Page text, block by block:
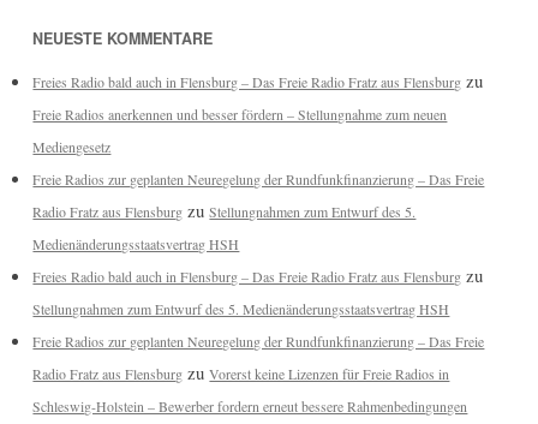
NEUESTE KOMMENTARE
Freies Radio bald auch in Flensburg – Das Freie Radio Fratz aus Flensburg zu
Freie Radios anerkennen und besser fördern – Stellungnahme zum neuen
Mediengesetz
Freie Radios zur geplanten Neuregelung der Rundfunkfinanzierung – Das Freie
Radio Fratz aus Flensburg zuStellungnahmen zum Entwurf des 5.
Medienänderungsstaatsvertrag HSH
Freies Radio bald auch in Flensburg – Das Freie Radio Fratz aus Flensburg zu
Stellungnahmen zum Entwurf des 5. Medienänderungsstaatsvertrag HSH
Freie Radios zur geplanten Neuregelung der Rundfunkfinanzierung – Das Freie
Radio Fratz aus Flensburg zuVorerst keine Lizenzen für Freie Radios in
Schleswig-Holstein – Bewerber fordern erneut bessere Rahmenbedingungen